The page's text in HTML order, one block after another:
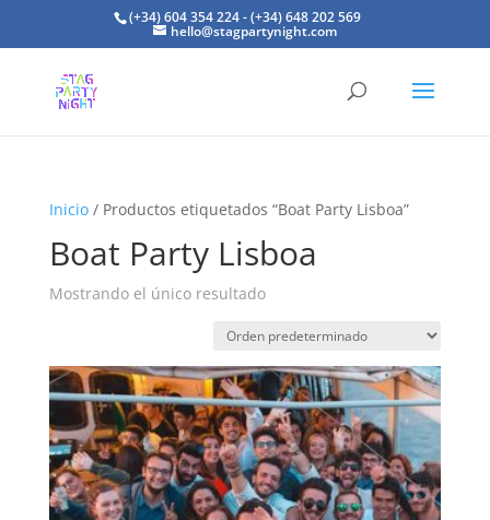
(+34) 604 354 224 - (+34) 648 202 569
hello@stagpartynight.com
Inicio/ Productos etiquetados “Boat Party Lisboa”
Boat Party Lisboa
Mostrando el único resultado